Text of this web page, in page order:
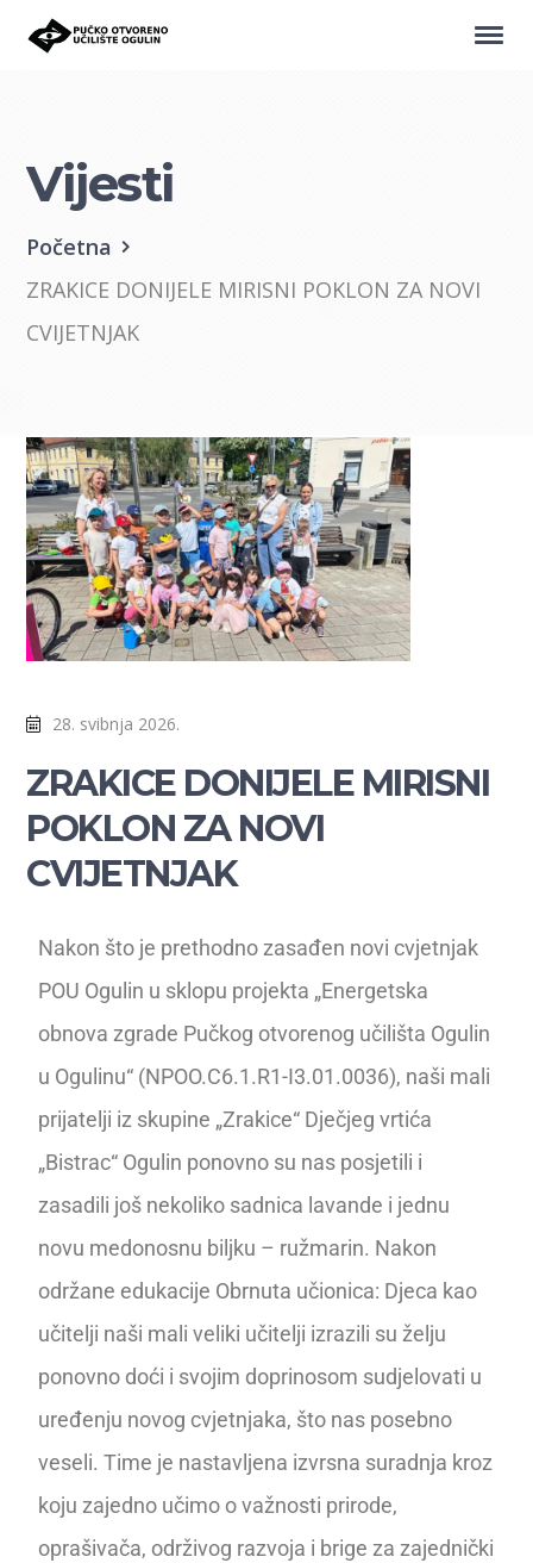
Vijesti
Početna
ZRAKICE DONIJELE MIRISNI POKLON ZA NOVI
CVIJETNJAK
28. svibnja 2026.
ZRAKICE DONIJELE MIRISNI
POKLON ZA NOVI
CVIJETNJAK
Nakon što je prethodno zasađen novi cvjetnjak
POU Ogulin u sklopu projekta „Energetska
obnova zgrade Pučkog otvorenog učilišta Ogulin
u Ogulinu“ (NPOO.C6.1.R1-I3.01.0036), naši mali
prijatelji iz skupine „Zrakice“ Dječjeg vrtića
„Bistrac“ Ogulin ponovno su nas posjetili i
zasadili još nekoliko sadnica lavande i jednu
novu medonosnu biljku – ružmarin. Nakon
održane edukacije Obrnuta učionica: Djeca kao
učitelji naši mali veliki učitelji izrazili su želju
ponovno doći i svojim doprinosom sudjelovati u
uređenju novog cvjetnjaka, što nas posebno
veseli. Time je nastavljena izvrsna suradnja kroz
koju zajedno učimo o važnosti prirode,
oprašivača, održivog razvoja i brige za zajednički